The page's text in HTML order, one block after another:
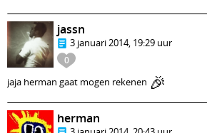
0
jassn
3 januari 2014, 19:29 uur
jaja herman gaat mogen rekenen 🎉
herman